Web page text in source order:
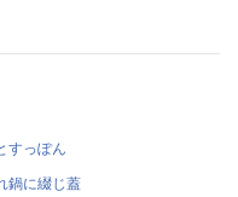
すっぽん
鍋に綴じ蓋